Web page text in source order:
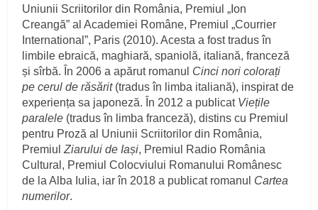
Uniunii Scriitorilor din România, Premiul „Ion
Creangă” al Academiei Române, Premiul „Courrier
International”, Paris (2010). Acesta a fost tradus în
limbile ebraică, maghiară, spaniolă, italiană, franceză
și sîrbă. În 2006 a apărut romanul Cinci nori colorați
pe cerul de răsărit(tradus în limba italiană), inspirat de
experiența sa japoneză. În 2012 a publicat Viețile
paralele (tradus în limba franceză), distins cu Premiul
pentru Proză al Uniunii Scriitorilor din România,
PremiulZiarului de Iași, Premiul Radio România
Cultural, Premiul Colocviului Romanului Românesc
de la Alba Iulia, iar în 2018 a publicat romanul Cartea
numerilor.